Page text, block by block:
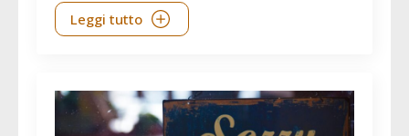
Leggi tutto